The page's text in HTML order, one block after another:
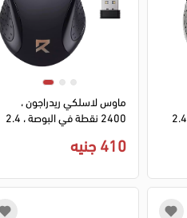
2400 نقطة في البوصة ، 2.4
ماوس لاسلكي ريدراجون ،
2400 نقطة في البوصة ، 2.4
BM-2638
410 جنيه